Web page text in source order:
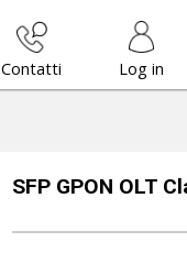
Contatti Log in
SFP GPON OLT